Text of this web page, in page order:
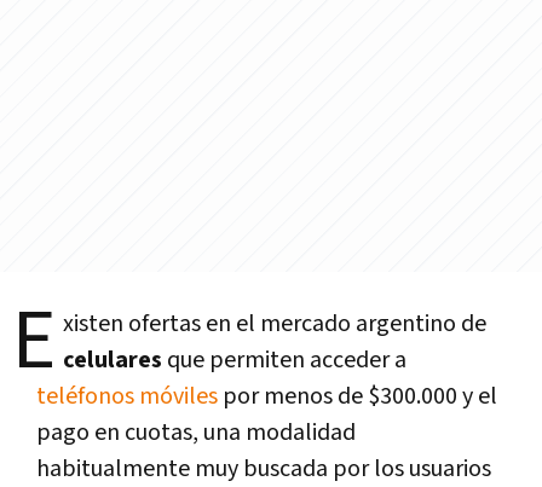
E xisten ofertas en el mercado argentino de
celulares que permiten acceder a
teléfonos móviles por menos de $300.000 y el
pago en cuotas, una modalidad
habitualmente muy buscada por los usuarios